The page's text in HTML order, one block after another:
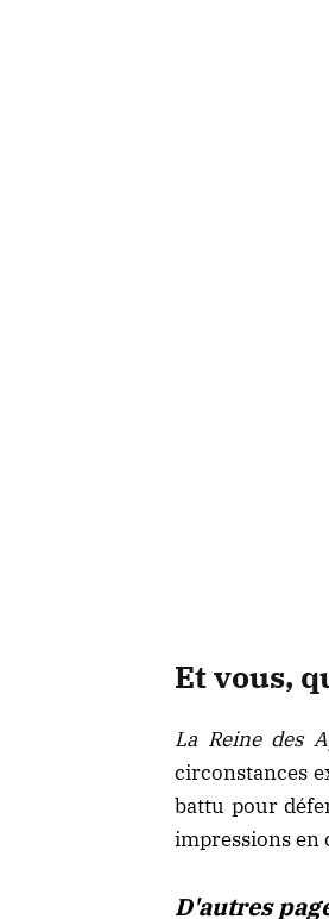
Et vous,
La Reine des
circonstances
battu pour
impressions en
D'autres